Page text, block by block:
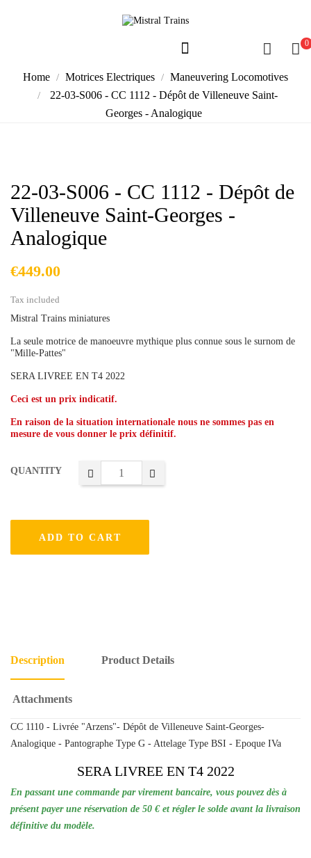
0
Home Motrices Electriques
Maneuvering Locomotives
22-03-S006 - CC 1112 - Dépôt de Villeneuve Saint-
Georges - Analogique
22-03-S006 - CC 1112 - Dépôt de
Villeneuve Saint-Georges -
Analogique
€449.00
Tax included
Mistral Trains miniatures
La seule motrice de manoeuvre mythique plus connue sous le surnom de
"Mille-Pattes"
SERA LIVREE EN T4 2022
Ceci est un prix indicatif.
En raison de la situation internationale nous ne sommes pas en
mesure de vous donner le prix définitif.
QUANTITY
ADD TO CART
Description Product Details
Attachments
CC 1110 - Livrée "Arzens"- Dépôt de Villeneuve Saint-Georges-
Analogique - Pantographe Type G - Attelage Type BSI - Epoque IVa
SERA LIVREE EN T4 2022
En passant une commande par virement bancaire, vous pouvez dès à
présent payer une réservation de 50 € et régler le solde avant la livraison
définitive du modèle.